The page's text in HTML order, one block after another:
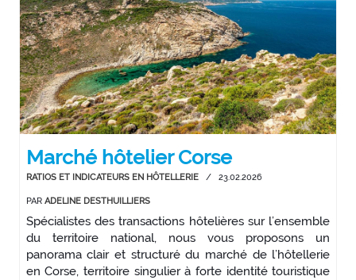
Marché hôtelier Corse
RATIOS ET INDICATEURS EN HÔTELLERIE / 23.02.2026
PAR ADELINE DESTHUILLIERS
Spécialistes des transactions hôtelières sur l’ensemble
du territoire national, nous vous proposons un
panorama clair et structuré du marché de l’hôtellerie
en Corse, territoire singulier à forte identité touristique